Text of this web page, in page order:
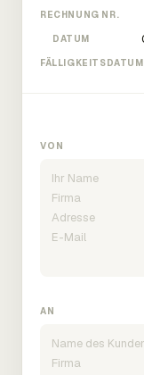
RECHNUNG NR.
DATUM
FÄLLIGKEITSDATUM
VON
AN